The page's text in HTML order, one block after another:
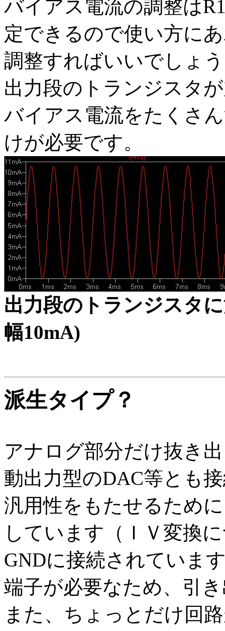
バイアス電流の調整は
定できるので使い方に
調整すればいいでしょ
出力段のトランジスタ
バイアス電流をたくさ
けが必要です。
出力段のトランジスタ
幅10mA)
派生タイプ？
アナログ部分だけ抜き
動出力型のDAC等とも
汎用性をもたせるため
しています（ＩＶ変換
GNDに接続されていま
端子が必要なため、引
また、ちょっとだけ回